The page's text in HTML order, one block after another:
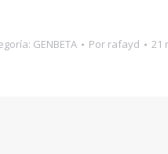
GENBETA Por rafayd 21